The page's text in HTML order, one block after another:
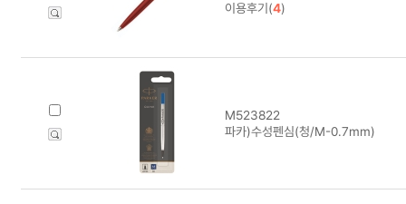
이용후기(4)
M523822
파카)수성펜심(청/M-0.7mm)